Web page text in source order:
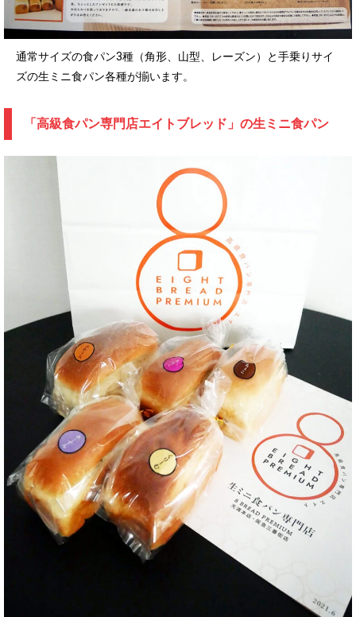
通常サイズの食パン3種（角形、山型、レーズン）と手乗りサイ
ズの生ミニ食パン各種が揃います。
「高級食パン専門店エイトブレッド」の生ミニ食パン